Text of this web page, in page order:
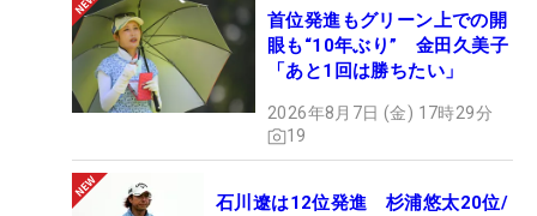
首位発進もグリーン上での開
眼も“10年ぶり” 金田久美子
「あと1回は勝ちたい」
2026年8月7日 (金) 17時29分
19
石川遼は12位発進 杉浦悠太20位/